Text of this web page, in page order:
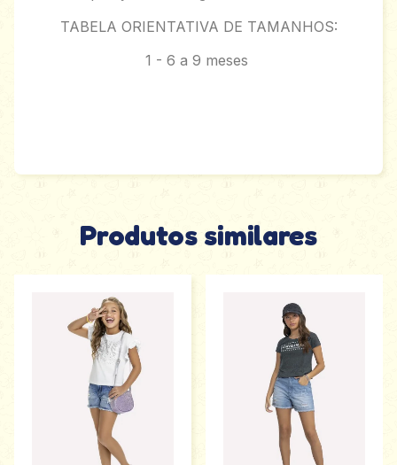
TABELA ORIENTATIVA DE TAMANHOS:
1 - 6 a 9 meses
Produtos similares